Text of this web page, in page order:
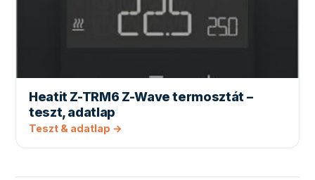
Heatit Z-TRM6 Z-Wave termosztát –
teszt, adatlap
Teszt & adatlap →